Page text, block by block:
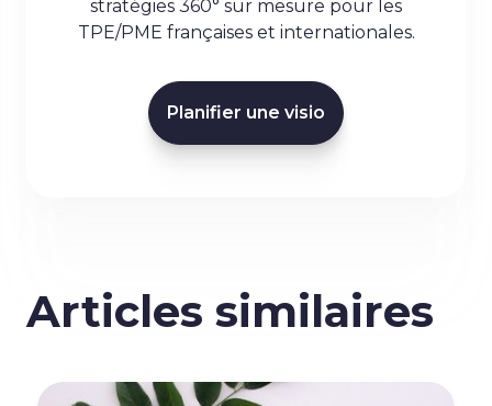
stratégies 360° sur mesure pour les
TPE/PME françaises et internationales.
Planifier une visio
Articles similaires